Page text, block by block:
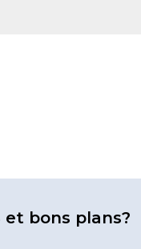
et bons plans?